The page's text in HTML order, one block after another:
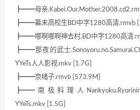
┣━━母亲
┣━━幕末高校生BD中字1280高清.rmvb
┣━━哪啊哪啊神去村.BD中字1280高清
┣━━那夜的武士
YYeTs人人影视.mkv [1.7G]
┣━━奈绪子.rmvb [573.9M]
┣━━南极料理人
YYeTs.mkv [1.5G]